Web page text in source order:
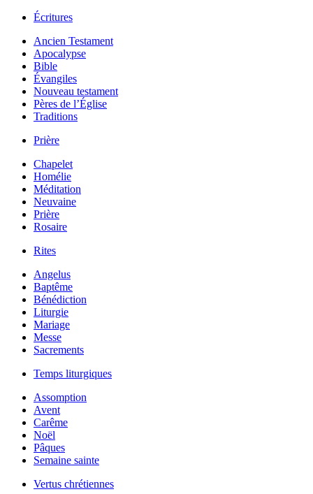
Écritures
Ancien Testament
Apocalypse
Bible
Évangiles
Nouveau testament
Pères de l’Église
Traditions
Prière
Chapelet
Homélie
Méditation
Neuvaine
Prière
Rosaire
Rites
Angelus
Baptême
Bénédiction
Liturgie
Mariage
Messe
Sacrements
Temps liturgiques
Assomption
Avent
Carême
Noël
Pâques
Semaine sainte
Vertus chrétiennes